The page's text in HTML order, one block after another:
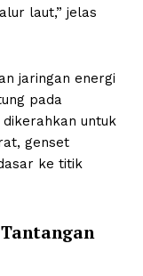
laut,” jelas
jaringan energi
pada
untuk
genset
ke titik